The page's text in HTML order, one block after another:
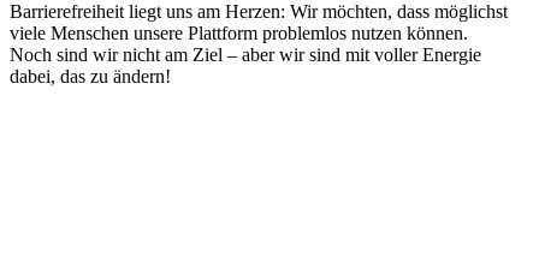
Barrierefreiheit liegt uns am Herzen: Wir möchten, dass möglichst
viele Menschen unsere Plattform problemlos nutzen können.
Noch sind wir nicht am Ziel – aber wir sind mit voller Energie
dabei, das zu ändern!